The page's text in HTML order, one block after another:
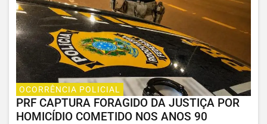
OCORRÊNCIA POLICIAL
PRF CAPTURA FORAGIDO DA JUSTIÇA POR
HOMICÍDIO COMETIDO NOS ANOS 90